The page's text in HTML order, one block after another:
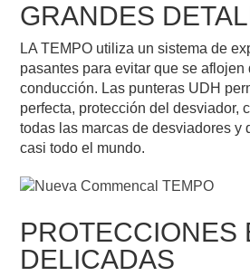
GRANDES
LA TEMPO utiliza un sistema de
pasantes para evitar que se aflojen
conducción. Las punteras UDH
perfecta, protección del desviador,
todas las marcas de desviadores y
casi todo el mundo.
PROTECCIONES
DELICADAS